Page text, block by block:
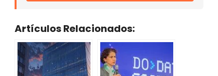
Artículos Relacionados: